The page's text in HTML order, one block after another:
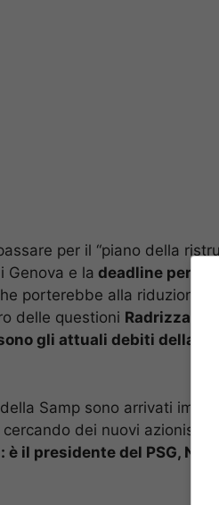
per il “piano della
Genova e la deadline per
porterebbe alla riduzione
delle questioni Radrizzani
gli attuali debiti della
Samp sono arrivati
dei nuovi azionisti.
è il presidente del PSG,